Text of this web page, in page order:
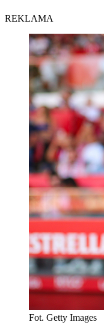
REKLAMA
Fot. Getty Images